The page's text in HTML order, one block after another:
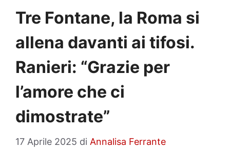
Tre Fontane, la Roma si
allena davanti ai tifosi.
Ranieri: “Grazie per
l’amore che ci
dimostrate”
17 Aprile 2025 di Annalisa Ferrante